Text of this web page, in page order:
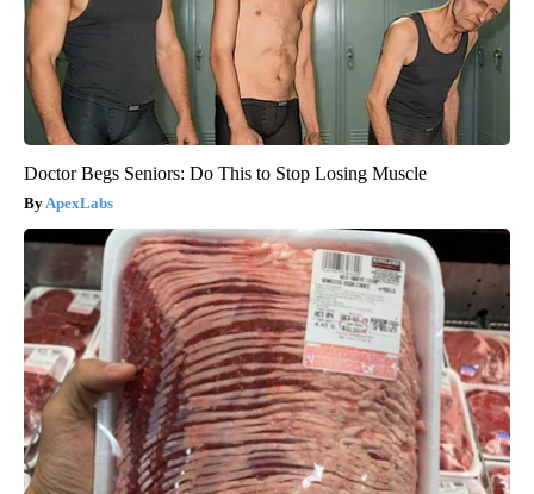
Doctor Begs Seniors: Do This to Stop Losing Muscle
ApexLabs